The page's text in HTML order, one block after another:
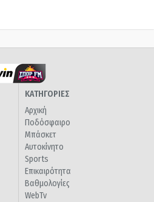
ΚΑΤΗΓΟΡΙΕΣ
Αρχική
Ποδόσφαιρο
Μπάσκετ
Αυτοκίνητο
Sports
Επικαιρότητα
Βαθμολογίες
WebTv